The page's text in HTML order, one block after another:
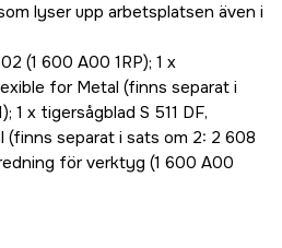
lyser upp arbetsplatsen även i
(1 600 A00 1RP); 1 x
for Metal (finns separat i
1 x tigersågblad S 511 DF,
(finns separat i sats om 2: 2 608
för verktyg (1 600 A00